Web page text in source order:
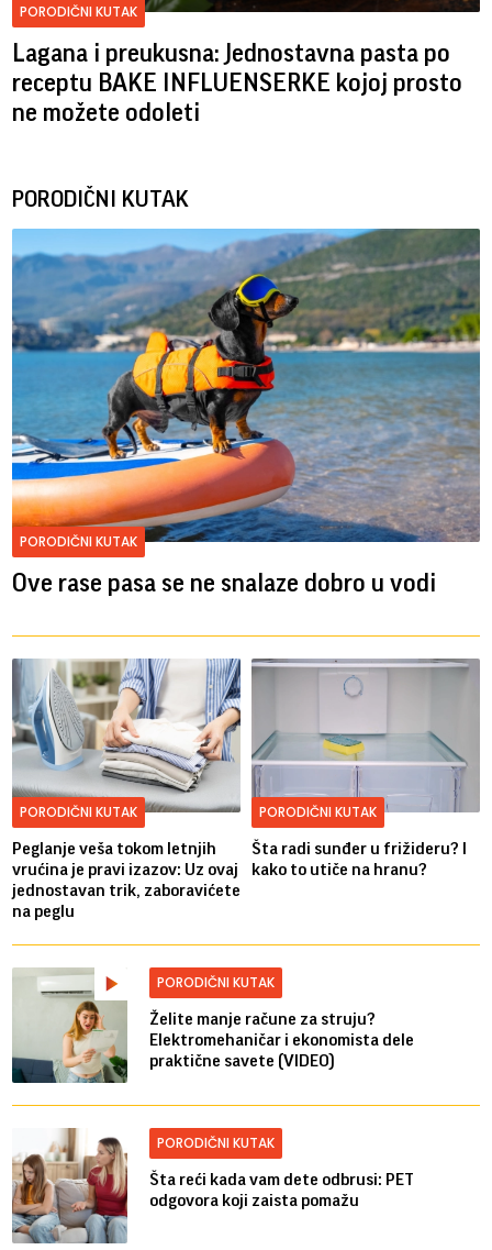
PORODIČNI KUTAK
Lagana i preukusna: Jednostavna pasta po
receptu BAKE INFLUENSERKE kojoj prosto
ne možete odoleti
PORODIČNI KUTAK
PORODIČNI KUTAK
Ove rase pasa se ne snalaze dobro u vodi
PORODIČNI KUTAK
Peglanje veša tokom letnjih
vrućina je pravi izazov: Uz ovaj
jednostavan trik, zaboravićete
na peglu
PORODIČNI KUTAK
Šta radi sunđer u frižideru? I
kako to utiče na hranu?
PORODIČNI KUTAK
Želite manje račune za struju?
Elektromehaničar i ekonomista dele
praktične savete (VIDEO)
PORODIČNI KUTAK
Šta reći kada vam dete odbrusi: PET
odgovora koji zaista pomažu